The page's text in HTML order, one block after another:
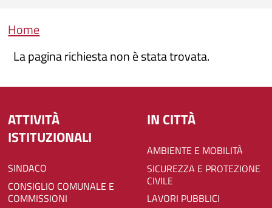
Briciole di pane
Home
La pagina richiesta non è stata trovata.
ATTIVITÀ
ISTITUZIONALI
SINDACO
CONSIGLIO COMUNALE E
COMMISSIONI
IN CITTÀ
AMBIENTE E MOBILITÀ
SICUREZZA E PROTEZIONE
CIVILE
LAVORI PUBBLICI